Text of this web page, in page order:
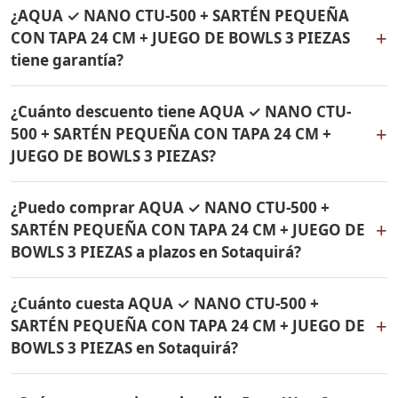
de 24 cm Rena Ware. Todos los productos son
originales Rena Ware con garantía de por vida.
SARTÉN PEQUEÑA CON TAPA 24 CM + JUEGO DE BOWLS
3 PIEZAS a Sotaquirá, Boyacá y a todo Colombia. El pago
es contra entrega.
¿AQUA ✓ NANO CTU-500 + SARTÉN PEQUEÑA
CON TAPA 24 CM + JUEGO DE BOWLS 3 PIEZAS
tiene garantía?
+
CTU-500 + SARTÉN PEQUEÑA CON TAPA 24 CM + JUEGO
DE BOWLS 3 PIEZAS tienen garantía de por vida contra
defectos de fabricación. Son productos originales Rena
Ware fabricados en acero inoxidable quirúrgico 18/10.
¿Cuánto descuento tiene AQUA ✓ NANO CTU-
500 + SARTÉN PEQUEÑA CON TAPA 24 CM +
JUEGO DE BOWLS 3 PIEZAS?
+
24 CM + JUEGO DE BOWLS 3 PIEZAS tiene un 38% de
descuento. Contáctame por WhatsApp para conocer el
precio actual. Aplica para Sotaquirá y todo Colombia.
¿Puedo comprar AQUA ✓ NANO CTU-500 +
SARTÉN PEQUEÑA CON TAPA 24 CM + JUEGO DE
BOWLS 3 PIEZAS a plazos en Sotaquirá?
+
PEQUEÑA CON TAPA 24 CM + JUEGO DE BOWLS 3
PIEZAS con solo el 10% de inicial y pagar en cuotas
mensuales de 12, 18 o 24 meses. Aplica para Sotaquirá y
todo Colombia.
¿Cuánto cuesta AQUA ✓ NANO CTU-500 +
SARTÉN PEQUEÑA CON TAPA 24 CM + JUEGO DE
BOWLS 3 PIEZAS en Sotaquirá?
+